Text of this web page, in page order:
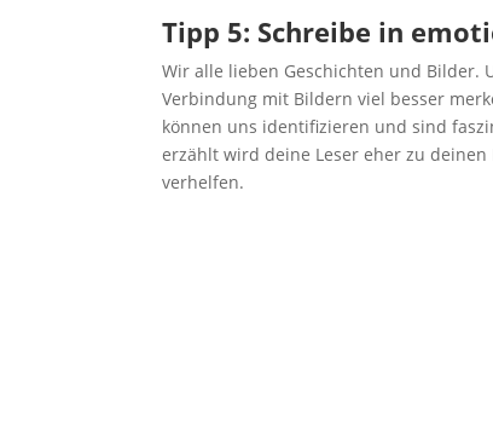
Tipp 5: Schrei­be in
Wir alle lie­ben Geschich­ten und Bil­der.
Ver­bin­dung mit Bil­dern viel bes­ser
kön­nen uns iden­ti­fi­zie­ren und sind
erzählt wird dei­ne Leser eher zu
verhelfen.